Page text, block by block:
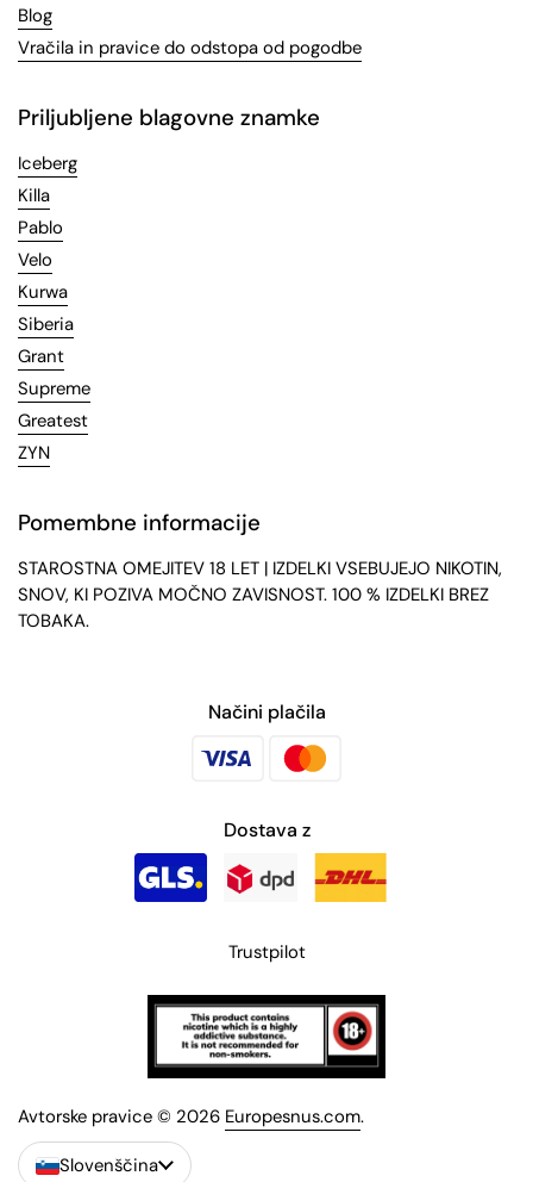
Blog
Vračila in pravice do odstopa od pogodbe
Priljubljene blagovne znamke
Iceberg
Killa
Pablo
Velo
Kurwa
Siberia
Grant
Supreme
Greatest
ZYN
Pomembne informacije
STAROSTNA OMEJITEV 18 LET | IZDELKI VSEBUJEJO NIKOTIN,
SNOV, KI POZIVA MOČNO ZAVISNOST. 100 % IZDELKI BREZ
TOBAKA.
Načini plačila
Dostava z
Trustpilot
Avtorske pravice © 2026 Europesnus.com.
Slovenščina